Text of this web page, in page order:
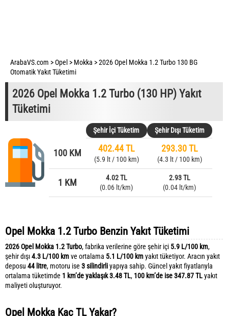
ArabaVS.com >Opel > Mokka >2026 Opel Mokka 1.2 Turbo 130 BG
Otomatik Yakıt Tüketimi
2026 Opel Mokka 1.2 Turbo (130 HP) Yakıt
Tüketimi
Şehir İçi Tüketim Şehir Dışı Tüketim
100 KM 402.44 TL
(5.9 lt / 100 km)
293.30 TL
(4.3 lt / 100 km)
1 KM
4.02 TL
(0.06 lt/km)
2.93 TL
(0.04 lt/km)
Opel Mokka 1.2 Turbo Benzin Yakıt Tüketimi
2026 Opel Mokka 1.2 Turbo, fabrika verilerine göre şehir içi 5.9 L/100 km,
şehir dışı4.3 L/100 kmve ortalama 5.1 L/100 kmyakıt tüketiyor. Aracın yakıt
deposu 44 litre, motoru ise 3 silindirliyapıya sahip. Güncel yakıt fiyatlarıyla
ortalama tüketimde 1 km’de yaklaşık 3.48 TL, 100 km’de ise 347.87 TLyakıt
maliyeti oluşturuyor.
Opel Mokka Kaç TL Yakar?